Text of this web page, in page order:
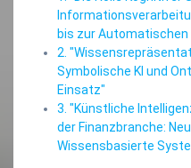
bis zur
2.
Symbolische KI und
Einsatz"
3. "Künstliche
der Finanzbranche:
Wissensbasierte